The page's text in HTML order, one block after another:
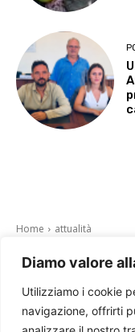
Diamo valore
Utilizziamo i cookie
navigazione, offrirti